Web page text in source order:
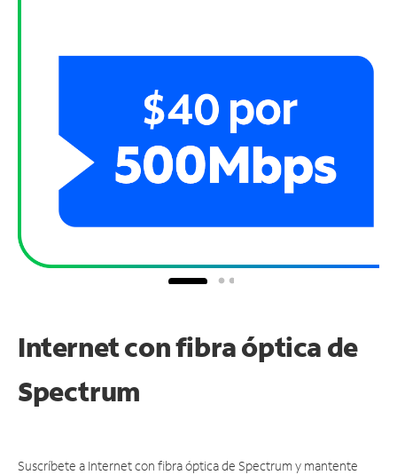
Internet con fibra óptica de
Spectrum
Suscríbete a Internet con fibra óptica de Spectrum y mantente